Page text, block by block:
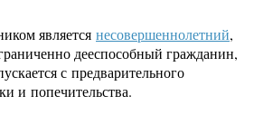
является несовершеннолетний,
дееспособный гражданин,
с предварительного
и попечительства.